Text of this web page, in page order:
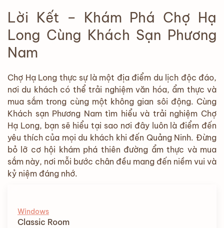
Lời Kết – Khám Phá Chợ Hạ
Long Cùng Khách Sạn Phương
Nam
Chợ Hạ Long thực sự là một địa điểm du lịch độc đáo,
nơi du khách có thể trải nghiệm văn hóa, ẩm thực và
mua sắm trong cùng một không gian sôi động. Cùng
Khách sạn Phương Nam tìm hiểu và trải nghiệm Chợ
Hạ Long, bạn sẽ hiểu tại sao nơi đây luôn là điểm đến
yêu thích của mọi du khách khi đến Quảng Ninh. Đừng
bỏ lỡ cơ hội khám phá thiên đường ẩm thực và mua
sắm này, nơi mỗi bước chân đều mang đến niềm vui và
kỷ niệm đáng nhớ.
Windows
Classic Room